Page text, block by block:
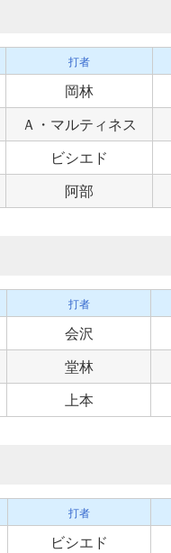
打者
岡林
Ａ・マルティネス
ビシエド
阿部
打者
会沢
堂林
上本
打者
ビシエド